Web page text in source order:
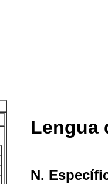
Lengua
N.